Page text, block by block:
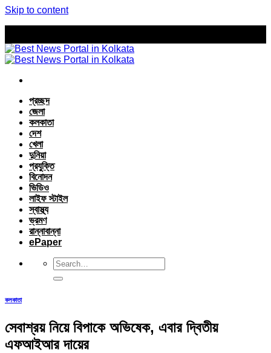
Skip to content
প্রচ্ছদ
জেলা
কলকাতা
দেশ
খেলা
দুনিয়া
প্রযুক্তি
বিনোদন
ভিডিও
লাইফ স্টাইল
স্বাস্থ্য
ভ্রমণ
রান্নাবান্না
ePaper
কলকাতা
সেবাশ্রয় নিয়ে বিপাকে অভিষেক, এবার দ্বিতীয়
এফআইআর দায়ের